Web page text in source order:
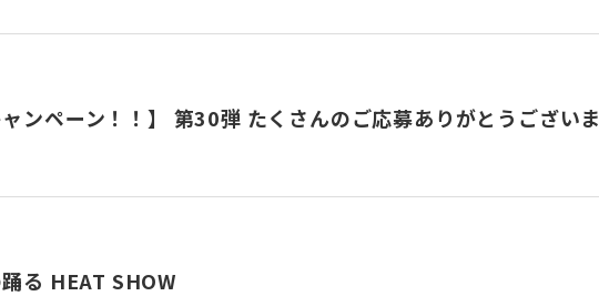
ャンペーン！！】 第30弾 たくさんのご応募ありがとうございま
る HEAT SHOW